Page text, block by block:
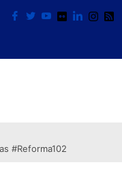
#Reforma102